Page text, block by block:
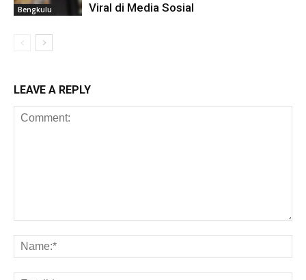
Bengkulu
Viral di Media Sosial
LEAVE A REPLY